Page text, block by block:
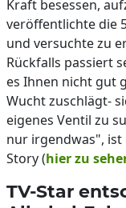
Kraft besessen,
veröffentlichte die
und versuchte zu
Rückfalls passiert
es Ihnen nicht gut
Wucht zuschlägt-
eigenes Ventil zu
nur irgendwas", ist
Story (hier zu
TV-Star